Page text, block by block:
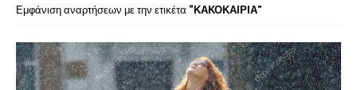
Εμφάνιση αναρτήσεων με την ετικέτα ΚΑΚΟΚΑΙΡΙΑ